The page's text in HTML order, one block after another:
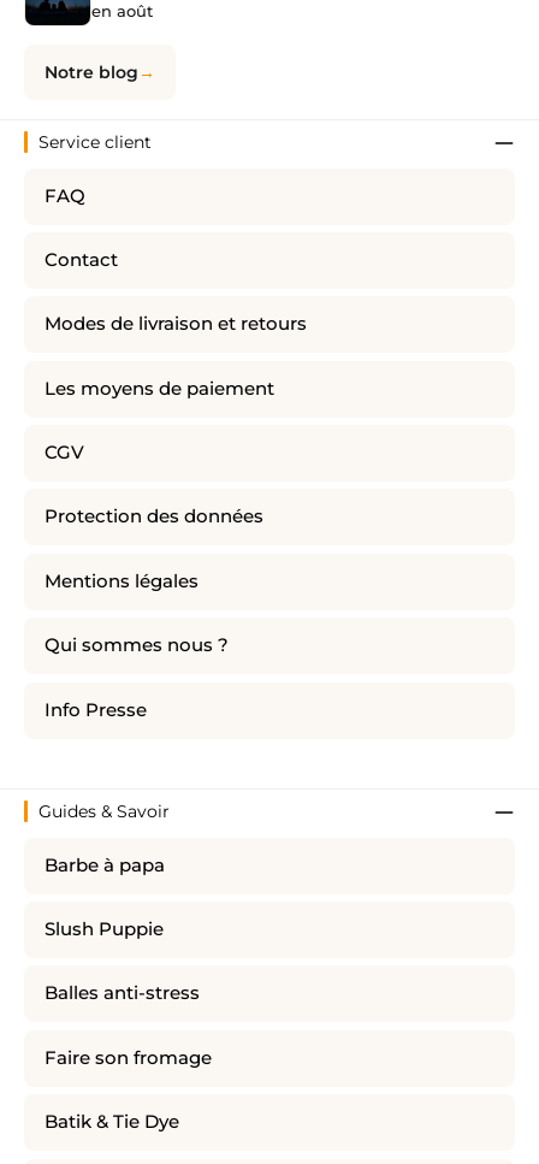
en août
Notre blog
Service client
FAQ
Contact
Modes de livraison et retours
Les moyens de paiement
CGV
Protection des données
Mentions légales
Qui sommes nous ?
Info Presse
Guides & Savoir
Barbe à papa
Slush Puppie
Balles anti-stress
Faire son fromage
Batik & Tie Dye